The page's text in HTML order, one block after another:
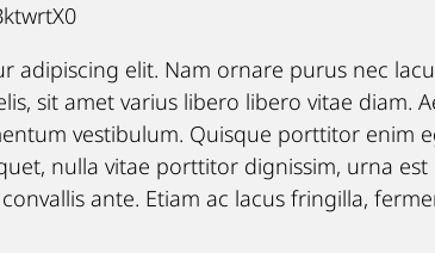
adipiscing elit. Nam ornare purus nec
sit amet varius libero libero vitae diam.
vestibulum. Quisque porttitor enim
nulla vitae porttitor dignissim, urna
ante. Etiam ac lacus fringilla,